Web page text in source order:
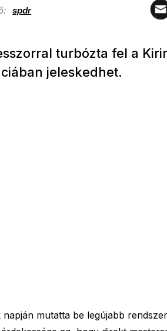
spdr
turbózta fel a
jeleskedhet.
mutatta be legújabb